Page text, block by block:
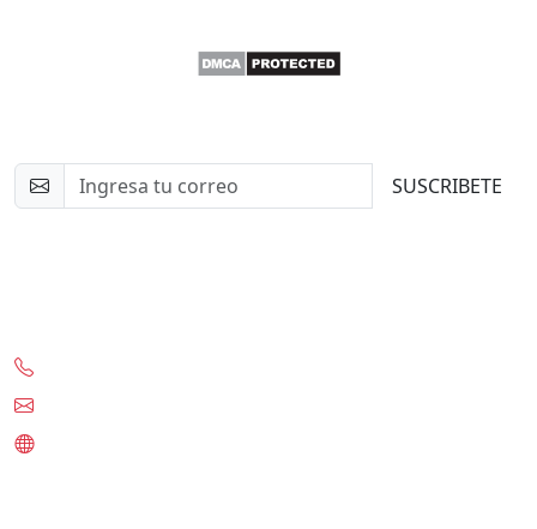
SUSCRIBETE